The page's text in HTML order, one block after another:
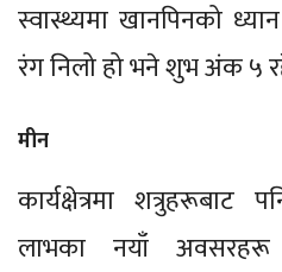
स्वास्थ्यमा खानपिनको
रंग निलो हो भने शुभ अंक ५
मीन
कार्यक्षेत्रमा शत्रुहरूबाट
लाभका नयाँ अवसरहरू